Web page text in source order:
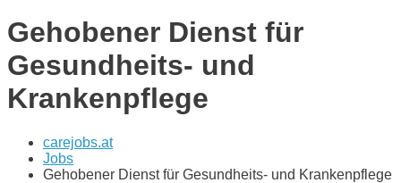
Gehobener Dienst für
Gesundheits- und
Krankenpflege
carejobs.at
Jobs
Gehobener Dienst für Gesundheits- und Krankenpflege